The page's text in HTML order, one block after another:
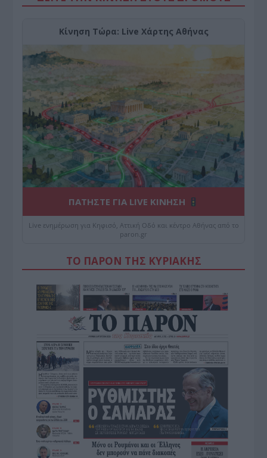
Κίνηση Τώρα: Live Χάρτης Αθήνας
ΠΑΤΗΣΤΕ ΓΙΑ LIVE ΚΙΝΗΣΗ
Live ενημέρωση για Κηφισό, Αττική Οδό και κέντρο Αθήνας από το
paron.gr
ΤΟ ΠΑΡΟΝ ΤΗΣ ΚΥΡΙΑΚΗΣ